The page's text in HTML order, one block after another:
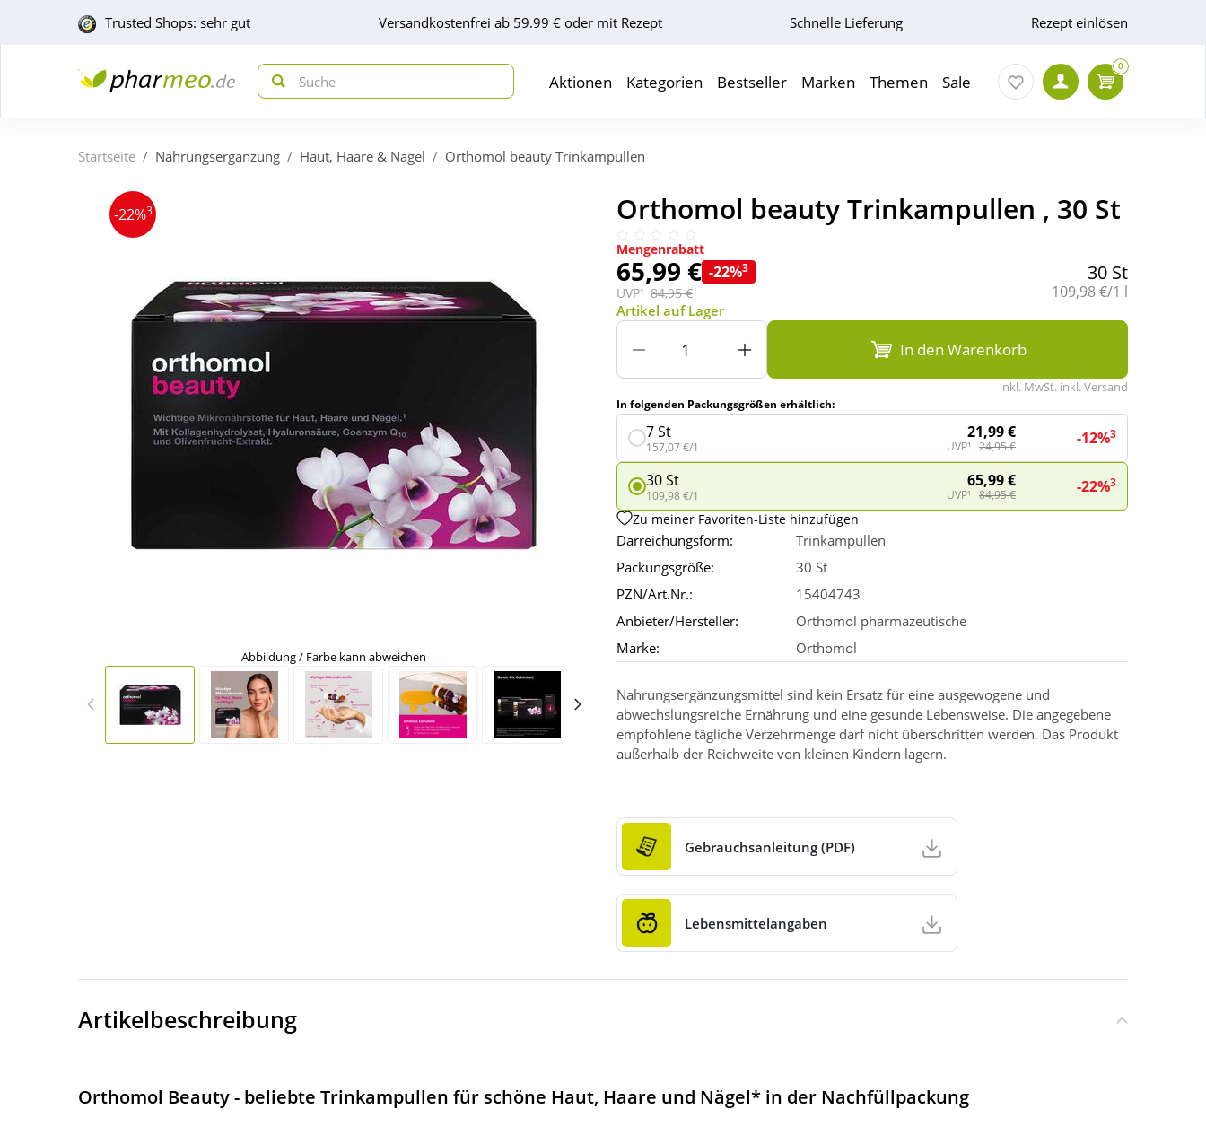
Trusted Shops: sehr gut Versandkostenfrei ab 59.99 € oder mit Rezept Schnelle Lieferung Rezept einlösen
Aktionen Kategorien Bestseller Marken Themen Sale
0
Startseite Nahrungsergänzung Haut, Haare & Nägel Orthomol beauty Trinkampullen
-22%3
Abbildung / Farbe kann abweichen
Orthomol beauty Trinkampullen , 30 St
Mengenrabatt
65,99 € -22%3
UVP¹ 84,95 €
30 St
Grundpreis:
109,98 €/1 l
Artikel auf Lager
In den Warenkorb
inkl. MwSt. inkl. Versand
In folgenden Packungsgrößen erhältlich:
7 St
157,07 €/1 l
21,99 €
UVP¹ 24,95 € -12%3
30 St
109,98 €/1 l
65,99 €
UVP¹ 84,95 € -22%3
Zu meiner Favoriten-Liste hinzufügen
Darreichungsform:
Trinkampullen
Packungsgröße:
30 St
PZN/Art.Nr.:
15404743
Anbieter/Hersteller:
Orthomol pharmazeutische
Marke:
Orthomol
Nahrungsergänzungsmittel sind kein Ersatz für eine ausgewogene und
abwechslungsreiche Ernährung und eine gesunde Lebensweise. Die angegebene
empfohlene tägliche Verzehrmenge darf nicht überschritten werden. Das Produkt
außerhalb der Reichweite von kleinen Kindern lagern.
Gebrauchsanleitung (PDF)
Lebensmittelangaben
Artikelbeschreibung
Orthomol Beauty - beliebte Trinkampullen für schöne Haut, Haare und Nägel* in der Nachfüllpackung